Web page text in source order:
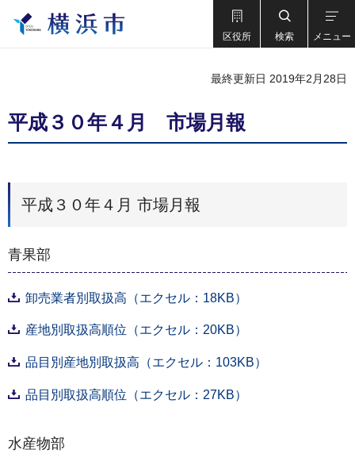
区役所 検索 メニュー
最終更新日 2019年2月28日
平成３０年４月 市場月報
平成３０年４月 市場月報
青果部
卸売業者別取扱高（エクセル：18KB）
産地別取扱高順位（エクセル：20KB）
品目別産地別取扱高（エクセル：103KB）
品目別取扱高順位（エクセル：27KB）
水産物部